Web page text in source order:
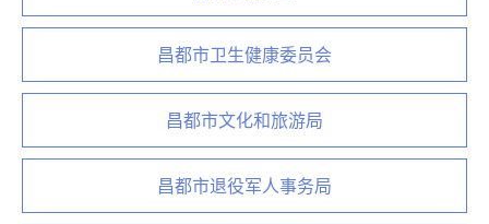
昌都市卫生健康委员会
昌都市文化和旅游局
昌都市退役军人事务局